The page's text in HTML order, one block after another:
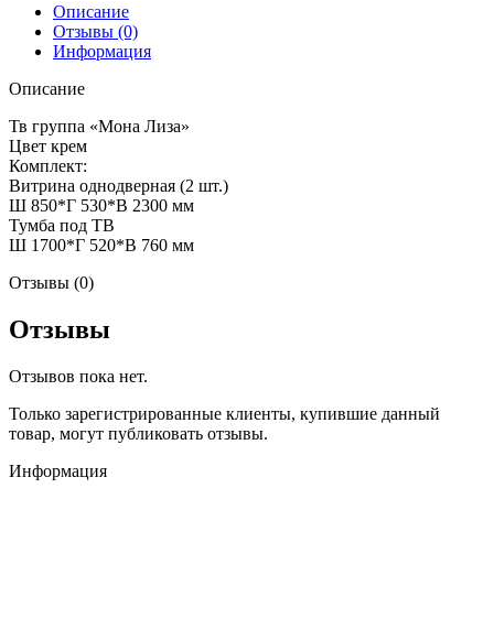
Описание
Отзывы (0)
Информация
Описание
Тв группа «Мона Лиза»
Цвет крем
Комплект:
Витрина однодверная (2 шт.)
Ш 850*Г 530*В 2300 мм
Тумба под ТВ
Ш 1700*Г 520*В 760 мм
Отзывы (0)
Отзывы
Отзывов пока нет.
Только зарегистрированные клиенты, купившие данный
товар, могут публиковать отзывы.
Информация